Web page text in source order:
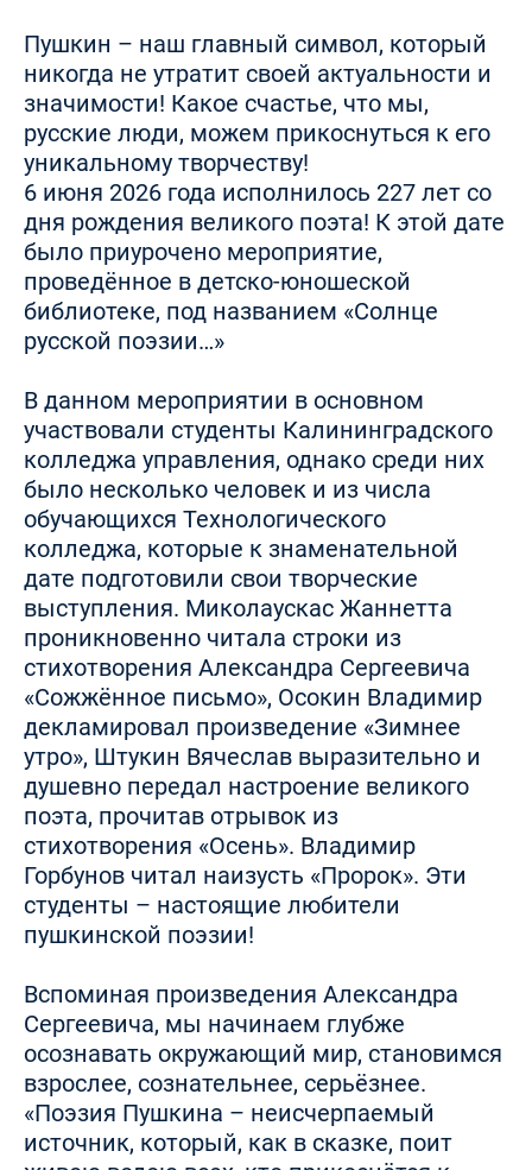
Пушкин – наш главный символ, который
никогда не утратит своей актуальности и
значимости! Какое счастье, что мы,
русские люди, можем прикоснуться к его
уникальному творчеству!
6 июня 2026 года исполнилось 227 лет со
дня рождения великого поэта! К этой дате
было приурочено мероприятие,
проведённое в детско-юношеской
библиотеке, под названием «Солнце
русской поэзии…»
В данном мероприятии в основном
участвовали студенты Калининградского
колледжа управления, однако среди них
было несколько человек и из числа
обучающихся Технологического
колледжа, которые к знаменательной
дате подготовили свои творческие
выступления. Миколаускас Жаннетта
проникновенно читала строки из
стихотворения Александра Сергеевича
«Сожжённое письмо», Осокин Владимир
декламировал произведение «Зимнее
утро», Штукин Вячеслав выразительно и
душевно передал настроение великого
поэта, прочитав отрывок из
стихотворения «Осень». Владимир
Горбунов читал наизусть «Пророк». Эти
студенты – настоящие любители
пушкинской поэзии!
Вспоминая произведения Александра
Сергеевича, мы начинаем глубже
осознавать окружающий мир, становимся
взрослее, сознательнее, серьёзнее.
«Поэзия Пушкина – неисчерпаемый
источник, который, как в сказке, поит